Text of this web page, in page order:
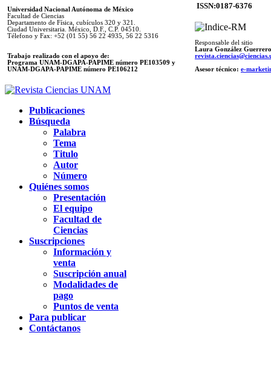
Universidad Nacional Autónoma de México
Facultad de Ciencias
Departamento de Física, cubículos 320 y 321.
Ciudad Universitaria. México, D.F., C.P. 04510.
Télefono y Fax: +52 (01 55) 56 22 4935, 56 22 5316
Trabajo realizado con el apoyo de:
Programa UNAM-DGAPA-PAPIME número PE103509 y
UNAM-DGAPA-PAPIME número PE106212
ISSN:0187-6376
Responsable del sitio
Laura González Guerrero
Asesor técnico: e-
Publicaciones
Búsqueda
Palabra
Tema
Titulo
Autor
Número
Quiénes somos
Presentación
El equipo
Facultad de
Ciencias
Suscripciones
Información y
venta
Suscripción anual
Modalidades de
pago
Puntos de venta
Para publicar
Contáctanos